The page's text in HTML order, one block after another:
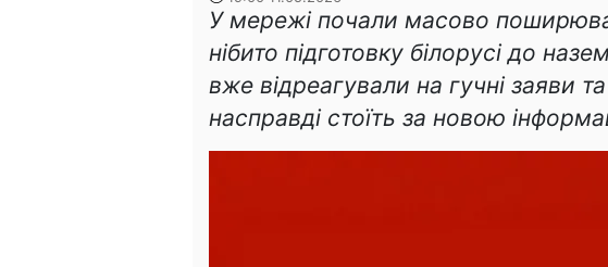
У мережі почали масово
нібито підготовку білорусі до
вже відреагували на гучні заяви
насправді стоїть за новою